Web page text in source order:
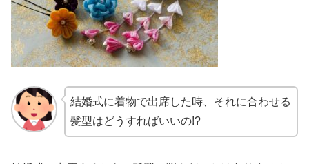
結婚式に着物で出席した時、それに合わせる
髪型はどうすればいいの!?